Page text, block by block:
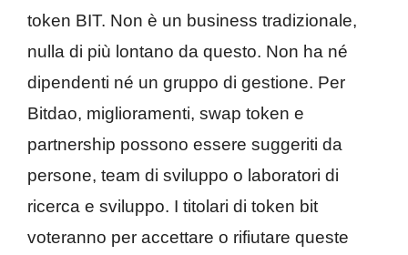
token BIT. Non è un business tradizionale,
nulla di più lontano da questo. Non ha né
dipendenti né un gruppo di gestione. Per
Bitdao, miglioramenti, swap token e
partnership possono essere suggeriti da
persone, team di sviluppo o laboratori di
ricerca e sviluppo. I titolari di token bit
voteranno per accettare o rifiutare queste